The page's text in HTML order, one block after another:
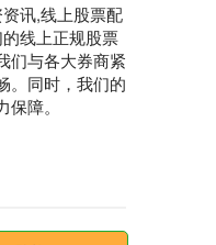
讯,线上股票配
线上正规股票
们与各大券商紧
。同时，我们的
障。